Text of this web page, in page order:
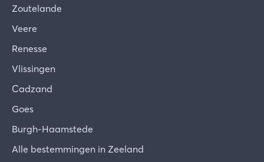
Zoutelande
Veere
Renesse
Vlissingen
Cadzand
Goes
Burgh-Haamstede
Alle bestemmingen in Zeeland